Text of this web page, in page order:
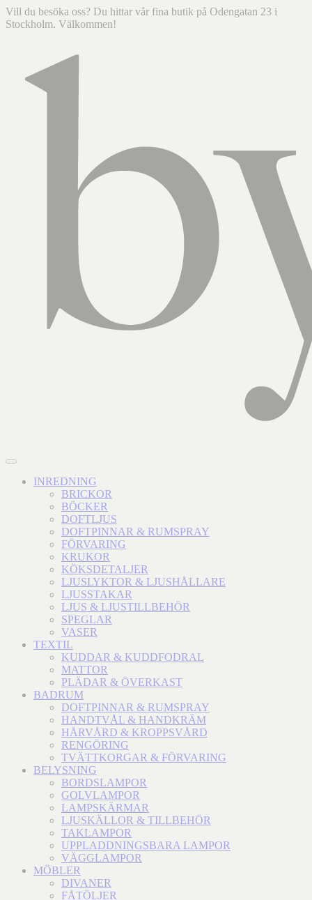
Vill du besöka oss? Du hittar vår fina butik på Odengatan 23 i
Stockholm. Välkommen!
INREDNING
BRICKOR
BÖCKER
DOFTLJUS
DOFTPINNAR & RUMSPRAY
FÖRVARING
KRUKOR
KÖKSDETALJER
LJUSLYKTOR & LJUSHÅLLARE
LJUSSTAKAR
LJUS & LJUSTILLBEHÖR
SPEGLAR
VASER
TEXTIL
KUDDAR & KUDDFODRAL
MATTOR
PLÄDAR & ÖVERKAST
BADRUM
DOFTPINNAR & RUMSPRAY
HANDTVÅL & HANDKRÄM
HÅRVÅRD & KROPPSVÅRD
RENGÖRING
TVÄTTKORGAR & FÖRVARING
BELYSNING
BORDSLAMPOR
GOLVLAMPOR
LAMPSKÄRMAR
LJUSKÄLLOR & TILLBEHÖR
TAKLAMPOR
UPPLADDNINGSBARA LAMPOR
VÄGGLAMPOR
MÖBLER
DIVANER
FÅTÖLJER